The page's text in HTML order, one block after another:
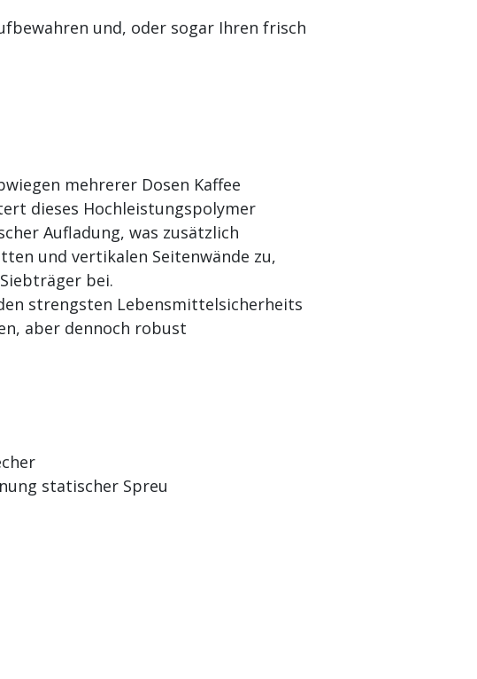
und, oder sogar Ihren frisch
mehrerer Dosen Kaffee
dieses Hochleistungspolymer
Aufladung, was zusätzlich
und vertikalen Seitenwände zu,
bei.
strengsten Lebensmittelsicherheits
aber dennoch robust
statischer Spreu